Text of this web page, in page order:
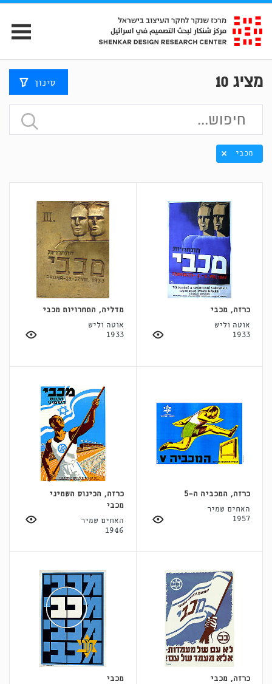
מציג 10 סינון
מכבי
כרזה, מכבי
אוטה וליש
1933
מדליה, התחרויות מכבי
אוטה וליש
1933
כרזה, המכביה ה-5
האחים שמיר
1957
כרזה, הכינוס השמיני
מכבי
האחים שמיר
1946
כרזה, מכבי
מכבי